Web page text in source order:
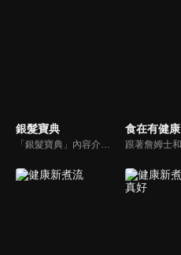
銀髮寶典
「銀髮寶典」內容介紹銀髮族相關的醫療知識，讓爺爺奶奶們能了解銀髮族常見的疾病、或是身體常遇到的問題，並邀請專業的醫師上節目解答，詳細深入且淺顯易懂的方式講述給各位爺爺奶奶們。為銀髮族的身體健康預防把關，讓爺爺奶奶能有一個樂活的退休生活。
食在有健康